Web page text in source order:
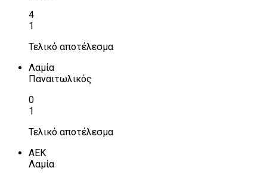
4
1
Τελικό αποτέλεσμα
Λαμία
Παναιτωλικός
0
1
Τελικό αποτέλεσμα
ΑΕΚ
Λαμία